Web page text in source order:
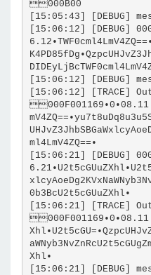
000B00
[15:05:43] [DEBUG]
[15:06:12] [DEBUG]
[15:06:12] [DEBUG]
[15:06:12] [TRACE]
ml4LmV4ZQ==•
[15:06:21] [DEBUG]
0b3BcU2t5cGUuZXhl•
[15:06:21] [TRACE]
Xhl•
[15:06:21] [DEBUG]